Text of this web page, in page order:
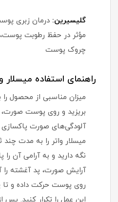
گلیسیرین: درمان زبری
مؤثر در حفظ رطوبت
چروک پوست
راهنمای استفاده میسلار
میزان مناسبی از محصول
بریزید و روی پوست
آلودگی‌های صورت
میسلار واتر را به مدت
نگه دارید و به آرامی آن
آرایش صورت، پد آغشته را
روی پوست حرکت داده و
این عمل را تکرار کنید. پس